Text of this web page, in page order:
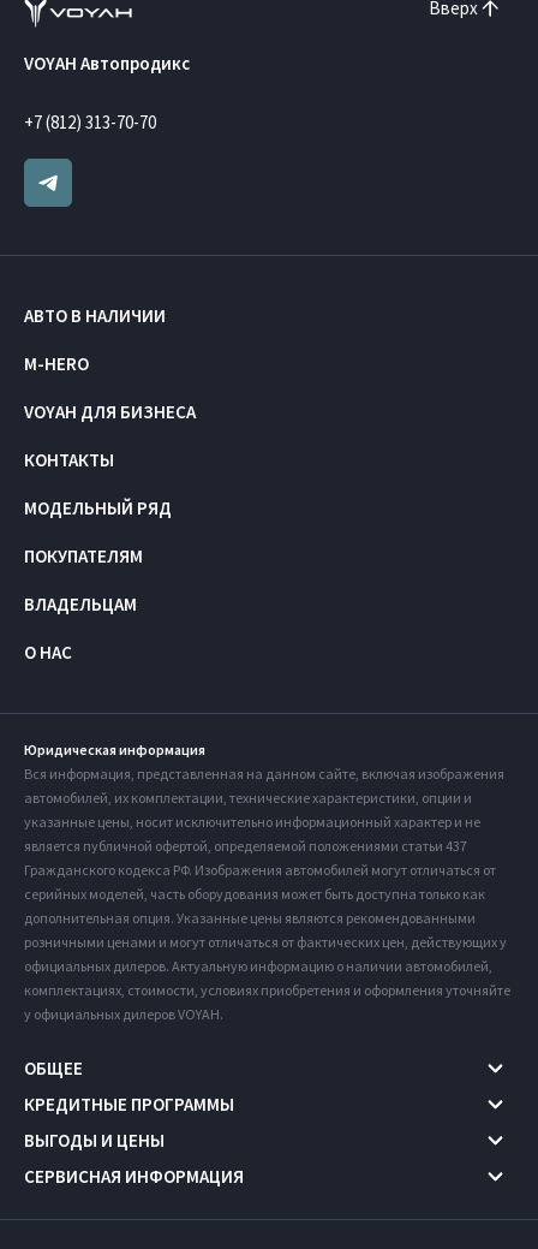
Вверх
VOYAH Автопродикс
+7 (812) 313-70-70
АВТО В НАЛИЧИИ
M-HERO
VOYAH ДЛЯ БИЗНЕСА
КОНТАКТЫ
МОДЕЛЬНЫЙ РЯД
ПОКУПАТЕЛЯМ
ВЛАДЕЛЬЦАМ
О НАС
Юридическая информация
Вся информация, представленная на данном сайте, включая изображения
автомобилей, их комплектации, технические характеристики, опции и
указанные цены, носит исключительно информационный характер и не
является публичной офертой, определяемой положениями статьи 437
Гражданского кодекса РФ. Изображения автомобилей могут отличаться от
серийных моделей, часть оборудования может быть доступна только как
дополнительная опция. Указанные цены являются рекомендованными
розничными ценами и могут отличаться от фактических цен, действующих у
официальных дилеров. Актуальную информацию о наличии автомобилей,
комплектациях, стоимости, условиях приобретения и оформления уточняйте
у официальных дилеров VOYAH.
ОБЩЕЕ
КРЕДИТНЫЕ ПРОГРАММЫ
ВЫГОДЫ И ЦЕНЫ
СЕРВИСНАЯ ИНФОРМАЦИЯ